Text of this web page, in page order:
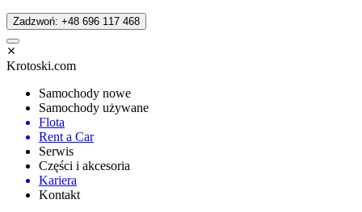
Zadzwoń: +48 696 117 468
Krotoski.com
Samochody nowe
Samochody używane
Flota
Rent a Car
Serwis
Części i akcesoria
Kariera
Kontakt